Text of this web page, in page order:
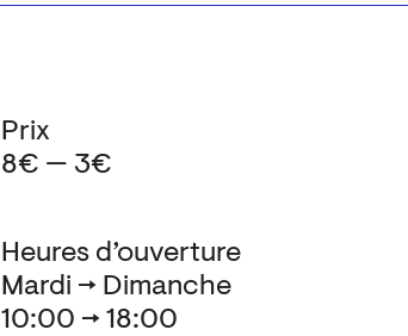
Heures d’ouverture
Mardi → Dimanche
10:00 → 18:00
Prix
8€ — 3€